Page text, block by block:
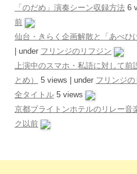
「のだめ」演奏シーン収録方法 6
前
仙台・きらく企画解散と「あべひ
under フリンジのリフジン
上演中のスマホ・私語に対して前
とめ）
5 views under フリンジ
全タイトル 5 views
京都ブライトンホテルのリレー音
ク以前